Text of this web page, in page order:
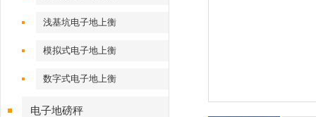
浅基坑电子地上衡
模拟式电子地上衡
数字式电子地上衡
电子地磅秤